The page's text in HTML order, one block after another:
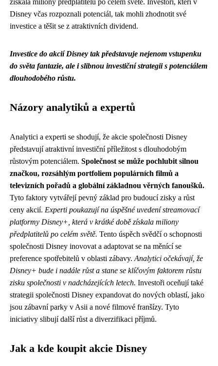
získala miliony předplatitelů po celém světě. Investoři, kteří v
Disney včas rozpoznali potenciál, tak mohli zhodnotit své
investice a těšit se z atraktivních dividend.
Investice do akcií Disney tak představuje nejenom vstupenku
do světa fantazie, ale i slibnou investiční strategii s potenciálem
dlouhodobého růstu.
Názory analytiků a expertů
Analytici a experti se shodují, že akcie společnosti Disney
představují atraktivní investiční příležitost s dlouhodobým
růstovým potenciálem. Společnost se může pochlubit silnou
značkou, rozsáhlým portfoliem populárních filmů a
televizních pořadů a globální základnou věrných fanoušků.
Tyto faktory vytvářejí pevný základ pro budoucí zisky a růst
ceny akcií. Experti poukazují na úspěšné uvedení streamovací
platformy Disney+, která v krátké době získala miliony
předplatitelů po celém světě. Tento úspěch svědčí o schopnosti
společnosti Disney inovovat a adaptovat se na měnící se
preference spotřebitelů v oblasti zábavy. Analytici očekávají, že
Disney+ bude i nadále růst a stane se klíčovým faktorem růstu
zisku společnosti v nadcházejících letech. Investoři oceňují také
strategii společnosti Disney expandovat do nových oblastí, jako
jsou zábavní parky v Asii a nové filmové franšízy. Tyto
iniciativy slibují další růst a diverzifikaci příjmů.
Jak a kde koupit akcie Disney